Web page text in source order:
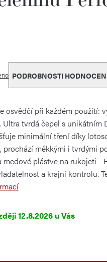
PODROBNOSTI
osvědčí při každém použití:
Ultra tvrdá čepel s unikátním
minimální tření díky
měkkými i tvrdými
plástve na rukojeti -
a krajní kontrolu.
12.8.2026